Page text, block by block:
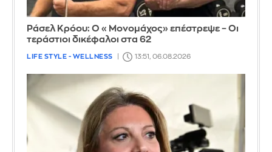
Ράσελ Κρόου: Ο «Μονομάχος» επέστρεψε – Οι
τεράστιοι δικέφαλοι στα 62
LIFE STYLE - WELLNESS 13:51, 06.08.2026